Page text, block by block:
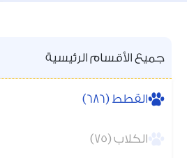
جميع الأقسام الرئيسية
القطط (686)
الكلاب (75)